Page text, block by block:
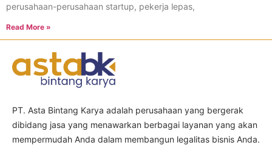
perusahaan-perusahaan startup, pekerja lepas,
Read More »
PT. Asta Bintang Karya adalah perusahaan yang bergerak
dibidang jasa yang menawarkan berbagai layanan yang akan
mempermudah Anda dalam membangun legalitas bisnis Anda.